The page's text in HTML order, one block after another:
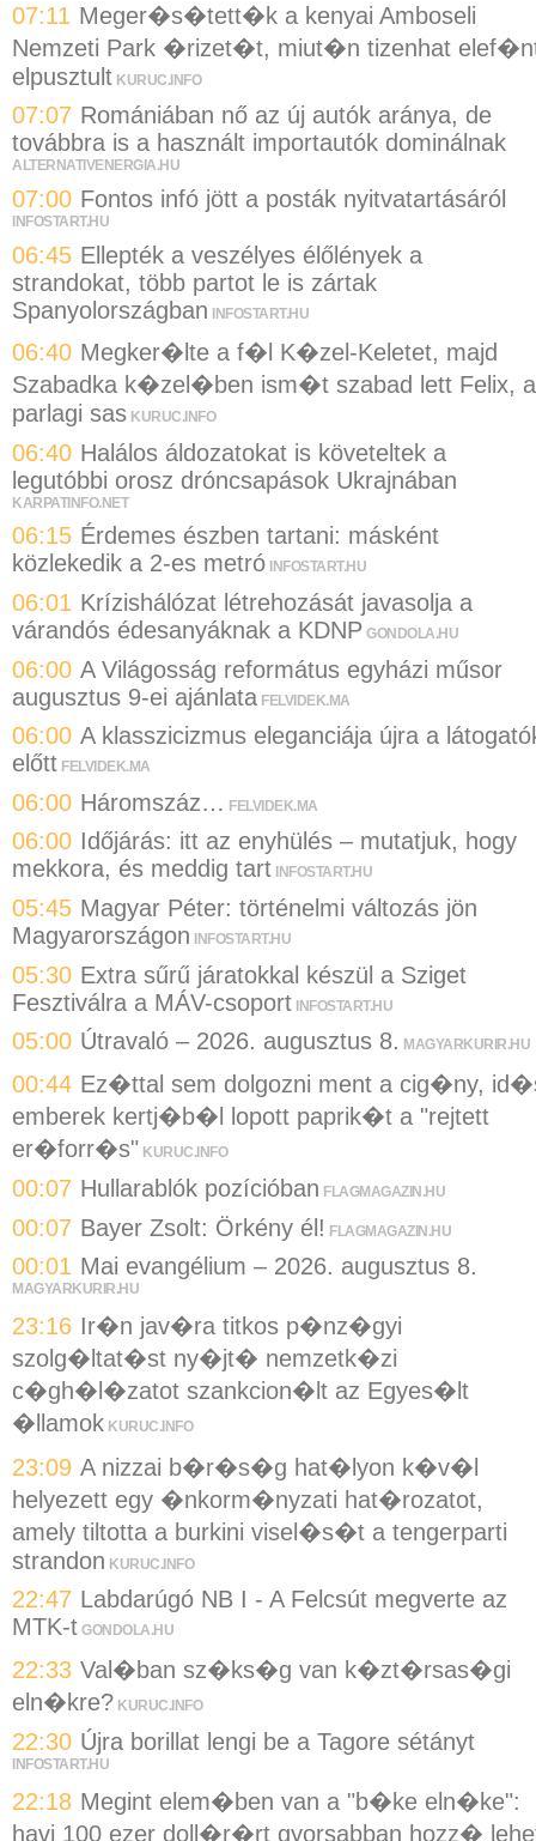
07:11 Meger�s�tett�k a kenyai Amboseli
Nemzeti Park �rizet�t, miut�n tizenhat
elpusztult KURUC.INFO
07:07 Romániában nő az új autók aránya, de
továbbra is a használt importautók dominálnak
ALTERNATIVENERGIA.HU
07:00 Fontos infó jött a posták nyitvatartásáról
INFOSTART.HU
06:45 Ellepték a veszélyes élőlények a
strandokat, több partot le is zártak
Spanyolországban INFOSTART.HU
06:40 Megker�lte a f�l K�zel-Keletet, majd
Szabadka k�zel�ben ism�t szabad lett Felix, a
parlagi sas KURUC.INFO
06:40 Halálos áldozatokat is követeltek a
legutóbbi orosz dróncsapások Ukrajnában
KARPATINFO.NET
06:15 Érdemes észben tartani: másként
közlekedik a 2-es metró INFOSTART.HU
06:01 Krízishálózat létrehozását javasolja a
várandós édesanyáknak a KDNP GONDOLA.HU
06:00 A Világosság református egyházi műsor
augusztus 9-ei ajánlata FELVIDEK.MA
06:00 A klasszicizmus eleganciája újra a
előtt FELVIDEK.MA
06:00 Háromszáz… FELVIDEK.MA
06:00 Időjárás: itt az enyhülés – mutatjuk, hogy
mekkora, és meddig tart INFOSTART.HU
05:45 Magyar Péter: történelmi változás jön
Magyarországon
INFOSTART.HU
05:30 Extra sűrű járatokkal készül a Sziget
Fesztiválra a MÁV-csoport INFOSTART.HU
05:00 Útravaló – 2026. augusztus 8. MAGYARKURIR.HU
00:44 Ez�ttal sem dolgozni ment a cig�ny,
emberek kertj�b�l lopott paprik�t a "rejtett
er�forr�s" KURUC.INFO
00:07 Hullarablók pozícióban FLAGMAGAZIN.HU
00:07 Bayer Zsolt: Örkény él! FLAGMAGAZIN.HU
00:01 Mai evangélium – 2026. augusztus 8.
MAGYARKURIR.HU
23:16 Ir�n jav�ra titkos p�nz�gyi
szolg�ltat�st ny�jt� nemzetk�zi
c�gh�l�zatot szankcion�lt az Egyes�lt
�llamok KURUC.INFO
23:09 A nizzai b�r�s�g hat�lyon k�v�l
helyezett egy �nkorm�nyzati hat�rozatot,
amely tiltotta a burkini visel�s�t a tengerparti
strandon KURUC.INFO
22:47 Labdarúgó NB I - A Felcsút megverte az
MTK-t GONDOLA.HU
22:33 Val�ban sz�ks�g van k�zt�rsas�gi
eln�kre? KURUC.INFO
22:30 Újra borillat lengi be a Tagore sétányt
INFOSTART.HU
22:18 Megint elem�ben van a "b�ke eln�ke":
havi 100 ezer doll�r�rt gyorsabban hozz�